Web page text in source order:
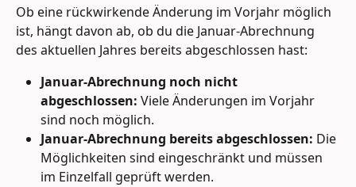
Ob eine rückwirkende Änderung im Vorjahr möglich
ist, hängt davon ab, ob du die Januar-Abrechnung
des aktuellen Jahres bereits abgeschlossen hast:
Januar-Abrechnung noch nicht
abgeschlossen: Viele Änderungen im Vorjahr
sind noch möglich.
Januar-Abrechnung bereits abgeschlossen: Die
Möglichkeiten sind eingeschränkt und müssen
im Einzelfall geprüft werden.